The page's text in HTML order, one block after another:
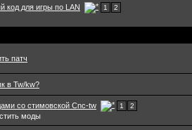
код для игры по LAN 1 2
патч
в Tw/kw?
со стимовской Cnc-tw 1 2
моды